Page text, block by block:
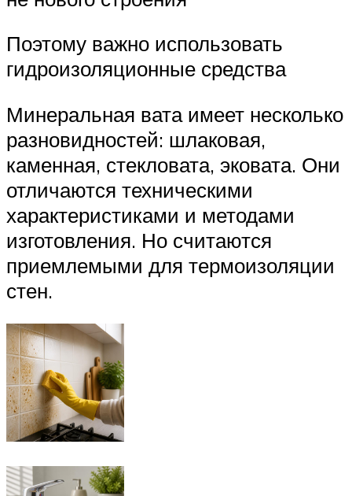
Поэтому важно использовать
гидроизоляционные средства
Минеральная вата имеет несколько
разновидностей: шлаковая,
каменная, стекловата, эковата. Они
отличаются техническими
характеристиками и методами
изготовления. Но считаются
приемлемыми для термоизоляции
стен.